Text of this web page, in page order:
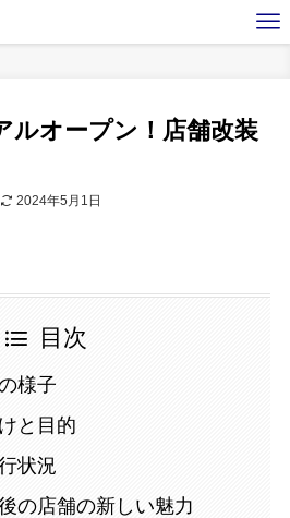
ルオープン！店舗改装
2024年5月1日
目次
様子
と目的
状況
の店舗の新しい魅力